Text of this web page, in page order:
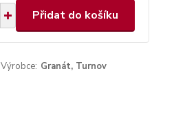
Přidat do košíku
Výrobce: Granát, Turnov